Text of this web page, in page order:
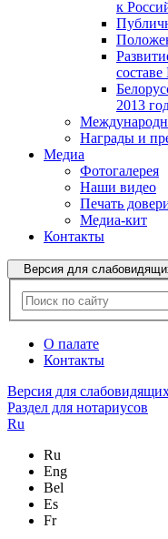
к
2013
Награды и
Медиа
Фотогалерея
Наши видео
Печать
Медиа-кит
Контакты
Версия для
О палате
Контакты
Версия для
Раздел для нотариусов
Ru
Ru
Eng
Bel
Es
Fr